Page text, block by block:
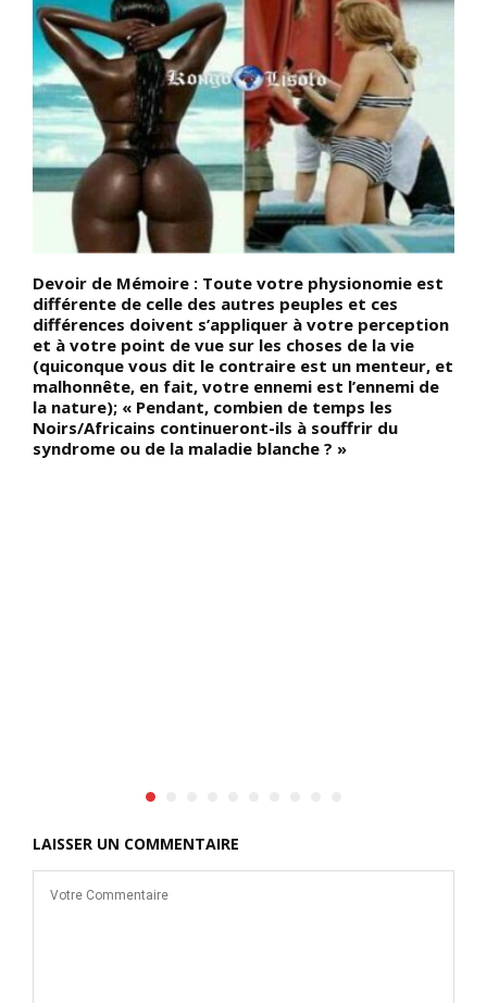
Devoir de Mémoire : Toute votre physionomie est
différente de celle des autres peuples et ces
différences doivent s’appliquer à votre perception
et à votre point de vue sur les choses de la vie
(quiconque vous dit le contraire est un menteur, et
malhonnête, en fait, votre ennemi est l’ennemi de
la nature); « Pendant, combien de temps les
Noirs/Africains continueront-ils à souffrir du
syndrome ou de la maladie blanche ? »
LAISSER UN COMMENTAIRE